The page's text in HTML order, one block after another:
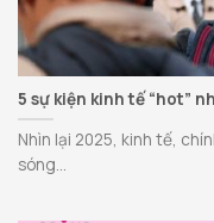
5 sự kiện kinh tế “hot”
Nhìn lại 2025, kinh tế,
sóng...